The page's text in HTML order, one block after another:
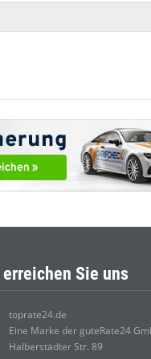
erreichen Sie uns
toprate24.de
Eine Marke der guteRate24
Halberstädter Str. 89